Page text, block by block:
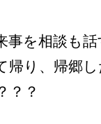
事を相談も話
帰り、帰郷
？？